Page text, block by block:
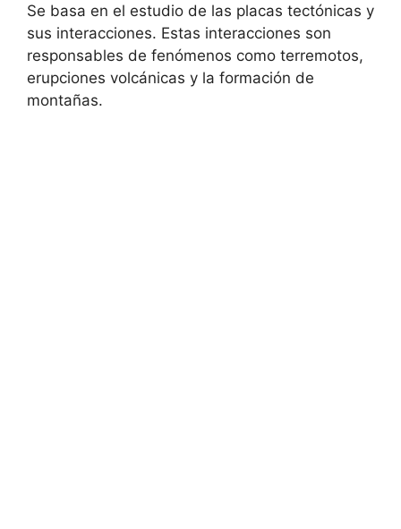
Se basa en el estudio de las placas tectónicas y
sus interacciones. Estas interacciones son
responsables de fenómenos como terremotos,
erupciones volcánicas y la formación de
montañas.